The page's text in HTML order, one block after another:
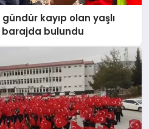
kayıp olan yaşlı
barajda bulundu